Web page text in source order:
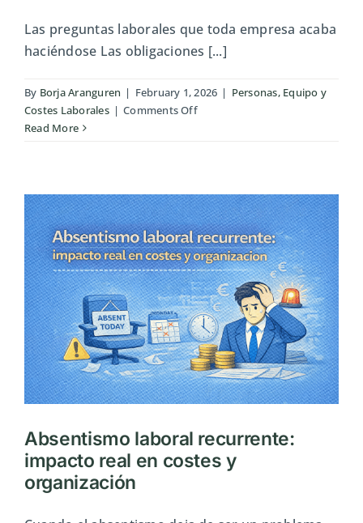
Las preguntas laborales que toda empresa acaba
haciéndose Las obligaciones [...]
By Borja Aranguren | February 1, 2026 | Personas, Equipo y
Costes Laborales | Comments Offon
preguntas
que
toda
empresa
acaba
haciéndose
Read More
Absentismo laboral recurrente:
impacto real en costes y
organización